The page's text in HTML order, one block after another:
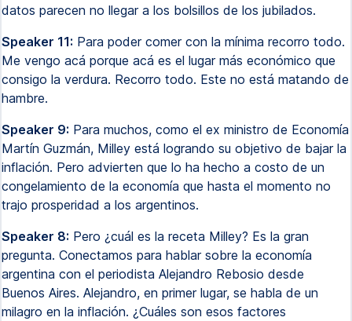
datos parecen no llegar a los bolsillos de los jubilados.
Speaker 11: Para poder comer con la mínima recorro todo.
Me vengo acá porque acá es el lugar más económico que
consigo la verdura. Recorro todo. Este no está matando de
hambre.
Speaker 9: Para muchos, como el ex ministro de Economía
Martín Guzmán, Milley está logrando su objetivo de bajar la
inflación. Pero advierten que lo ha hecho a costo de un
congelamiento de la economía que hasta el momento no
trajo prosperidad a los argentinos.
Speaker 8: Pero ¿cuál es la receta Milley? Es la gran
pregunta. Conectamos para hablar sobre la economía
argentina con el periodista Alejandro Rebosio desde
Buenos Aires. Alejandro, en primer lugar, se habla de un
milagro en la inflación. ¿Cuáles son esos factores